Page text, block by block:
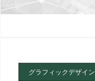
グラフィックデザイン